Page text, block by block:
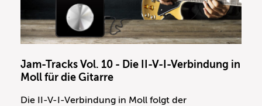
Jam-Tracks Vol. 10 - Die II-V-I-Verbindung in
Moll für die Gitarre
Die II-V-I-Verbindung in Moll folgt der